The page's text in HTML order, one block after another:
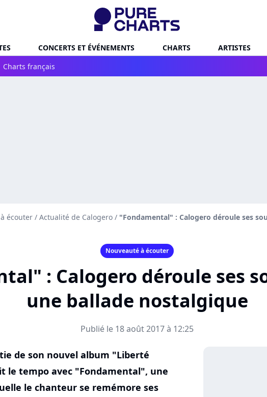
CONCERTS ET ÉVÉNEMENTS CHARTS ARTISTES
Charts français
écouter / Actualité de Calogero / "Fondamental" : Calogero déroule ses
Nouveauté à écouter
: Calogero déroule ses
une ballade nostalgique
Publié le 18 août 2017 à 12:25
de son nouvel album "Liberté
le tempo avec "Fondamental", une
le chanteur se remémore ses